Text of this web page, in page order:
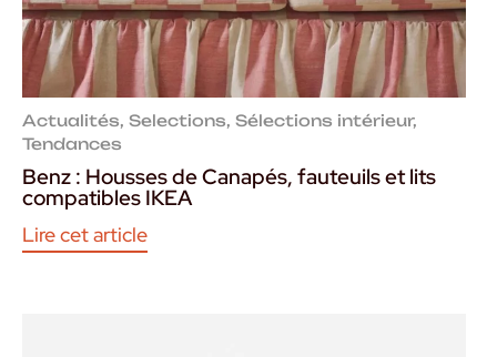
Actualités, Selections, Sélections intérieur,
Tendances
Benz : Housses de Canapés, fauteuils et lits
compatibles IKEA
Lire cet article